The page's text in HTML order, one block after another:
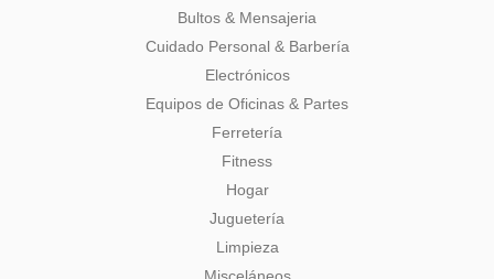
Bultos & Mensajeria
Cuidado Personal & Barbería
Electrónicos
Equipos de Oficinas & Partes
Ferretería
Fitness
Hogar
Juguetería
Limpieza